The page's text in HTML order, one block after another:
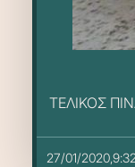
ΤΕΛΙΚΟΣ
27/01/